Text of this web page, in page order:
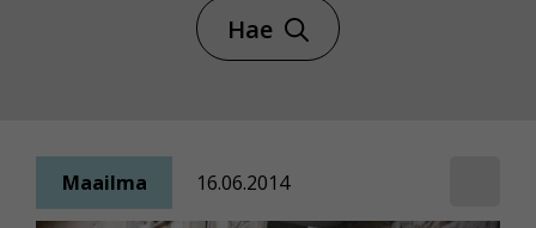
Hae
Maailma 16.06.2014